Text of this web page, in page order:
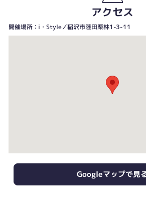
アクセス
開催場所：i・Style／稲沢市陸田栗林1-3-11
Googleマップで見